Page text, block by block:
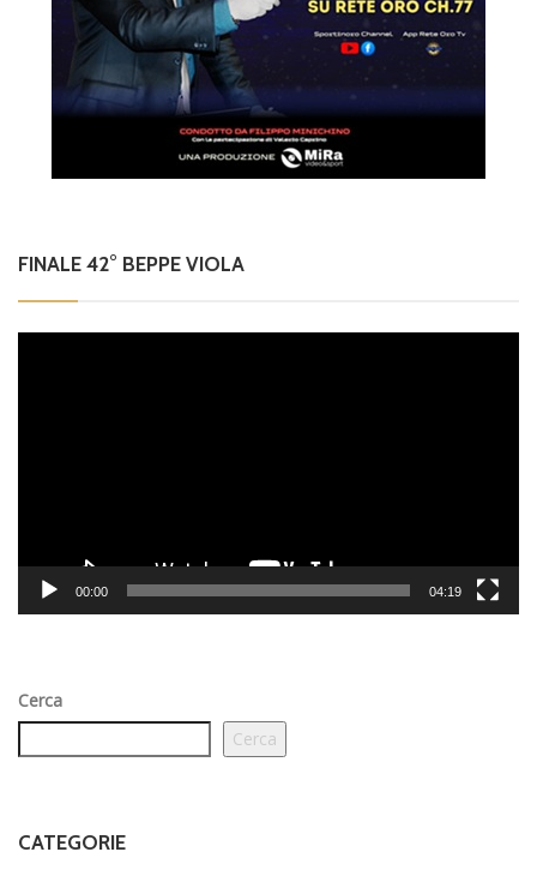
FINALE 42° BEPPE VIOLA
00:00 04:19
Cerca
Cerca
CATEGORIE